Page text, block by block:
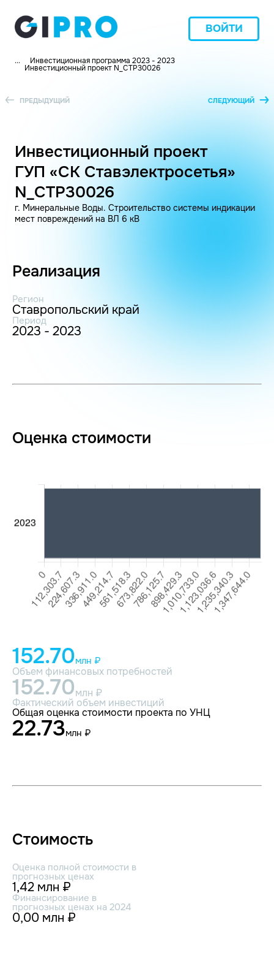
ВОЙТИ
... Инвестиционная программа 2023 - 2023
Инвестиционный проект N_СТР30026
ПРЕДЫДУЩИЙ СЛЕДУЮЩИЙ
Инвестиционный проект
ГУП «СК Ставэлектросетья»
N_СТР30026
г. Минеральные Воды. Строительство системы индикации
мест повреждений на ВЛ 6 кВ
Реализация
Регион
Ставропольский край
Период
2023 - 2023
Оценка стоимости
152.70млн ₽
Объем финансовых потребностей
152.70млн ₽
Фактический объем инвестиций
Общая оценка стоимости проекта по УНЦ
22.73млн ₽
Стоимость
Оценка полной стоимости в
прогнозных ценах
1,42 млн ₽
Финансирование в
прогнозных ценах на 2024
0,00 млн ₽